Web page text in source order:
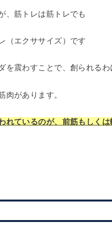
、筋トレは筋トレでも
（エクササイズ）です
を震わすことで、創られるわ
肉があります。
れているのが、前筋もしく